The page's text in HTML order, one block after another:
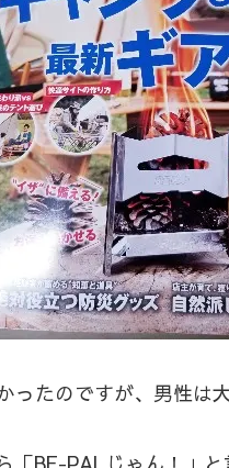
ったのですが、男性は